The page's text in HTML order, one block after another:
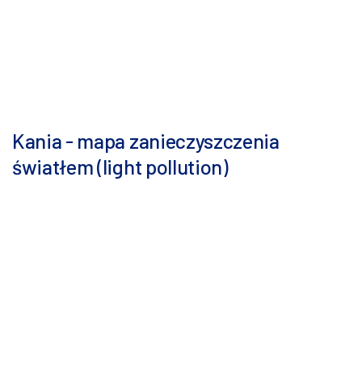
Kania - mapa zanieczyszczenia
światłem (light pollution)